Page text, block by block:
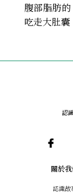
腹部脂肪
吃走大肚
認
關於
認識故